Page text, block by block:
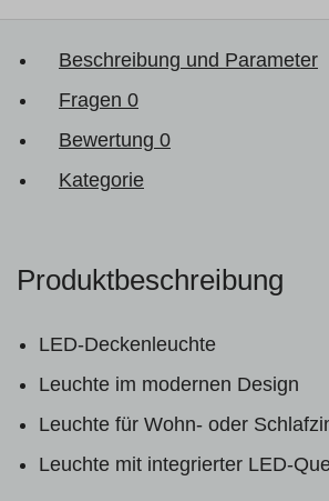
Beschreibung und Parameter
Fragen 0
Bewertung 0
Kategorie
Produktbeschreibung
LED-Deckenleuchte
Leuchte im modernen Design
Leuchte für Wohn- oder
Leuchte mit integrierter LED-